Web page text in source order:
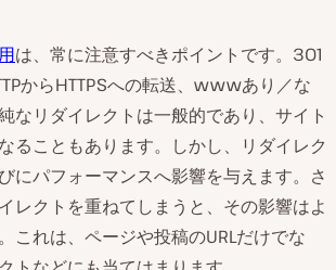
は、常に注意すべきポイントです。301
からHTTPSへの転送、wwwあり／な
なリダイレクトは一般的であり、サイト
ることもあります。しかし、リダイレク
にパフォーマンスへ影響を与えます。さ
レクトを重ねてしまうと、その影響はよ
これは、ページや投稿のURLだけでな